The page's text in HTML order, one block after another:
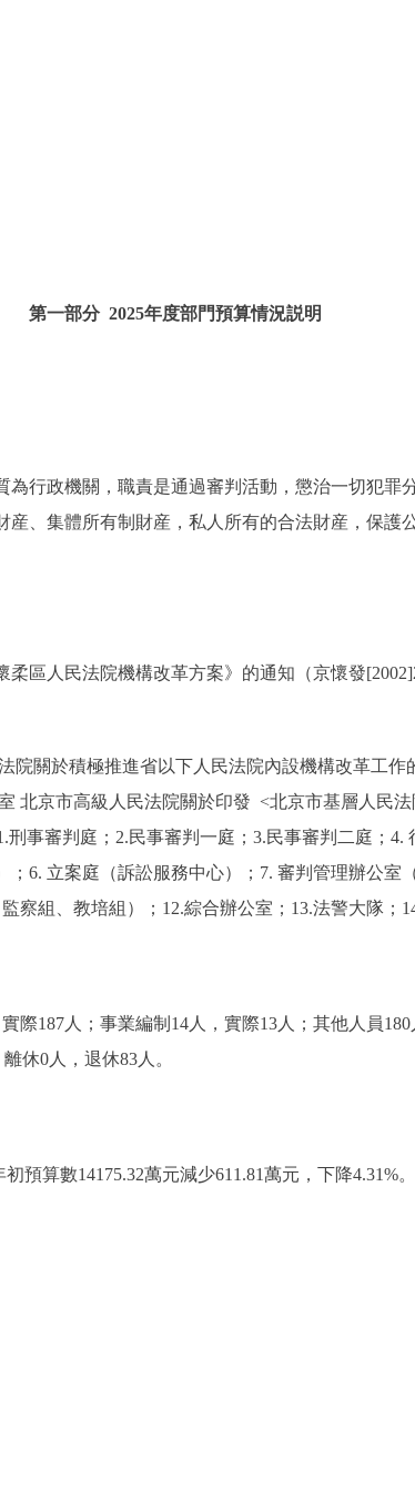
第一部分 2025年度部門預算情況説明
政機關，職責是通過審判活動，懲治一切犯罪
、集體所有制財産，私人所有的合法財産，保護
人民法院機構改革方案》的通知（京懷發
關於積極推進省以下人民法院內設機構改革工作
北京市高級人民法院關於印發 <北京市基層人民
事審判庭；2.民事審判一庭；3.民事審判二庭；
6. 立案庭（訴訟服務中心）；7. 審判管理辦公室
察組、教培組）；12.綜合辦公室；13.法警大隊；
187人；事業編制14人，實際13人；其他人員180
休0人，退休83人。
算數14175.32萬元減少611.81萬元，下降4.31%